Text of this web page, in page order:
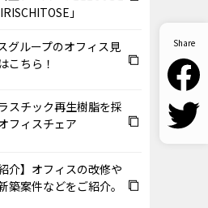
」
グループのオフィス見
こちら！
スチック再生樹脂を採
フィスチェア
介】オフィスの改修や
築案件などをご紹介。